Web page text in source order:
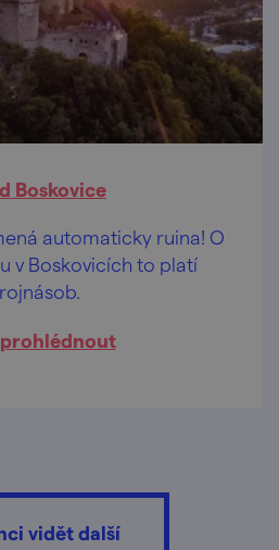
Boskovice
automaticky ruina! O
v Boskovicích to platí
prohlédnout
vidět další